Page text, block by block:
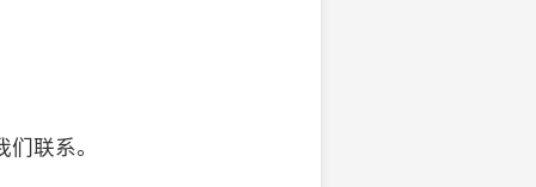
联系。